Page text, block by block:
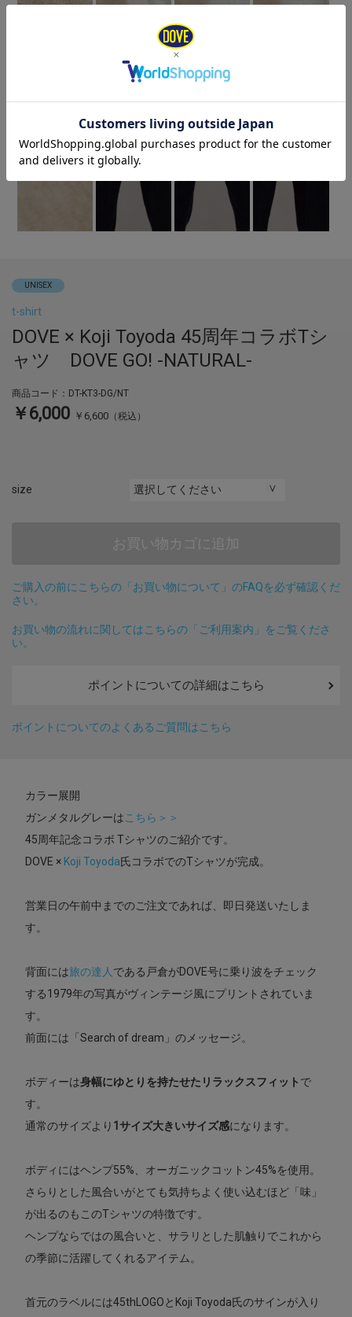
UNISEX
t-shirt
DOVE × Koji Toyoda 45周年コラボTシ
ャツ DOVE GO! -NATURAL-
商品コード：DT-KT3-DG/NT
￥6,000 ￥6,600 （税込）
size
お買い物カゴに追加
ご購入の前にこちらの「お買い物について」のFAQを必ず確認くだ
さい。
お買い物の流れに関してはこちらの「ご利用案内」をご覧くださ
い。
ポイントについての詳細はこちら
ポイントについてのよくあるご質問はこちら
カラー展開
ガンメタルグレーはこちら＞＞
45周年記念コラボ Tシャツのご紹介です。
DOVE × Koji Toyoda氏コラボでのTシャツが完成。
営業日の午前中までのご注文であれば、即日発送いたしま
す。
背面には旅の達人である戸倉がDOVE号に乗り波をチェック
する1979年の写真がヴィンテージ風にプリントされていま
す。
前面には「Search of dream」のメッセージ。
ボディーは身幅にゆとりを持たせたリラックスフィット で
す。
通常のサイズより 1サイズ大きいサイズ感になります。
ボディにはヘンプ55%、オーガニックコットン45%を使用。
さらりとした風合いがとても気持ちよく使い込むほど「味」
が出るのもこのTシャツの特徴です。
ヘンプならではの風合いと、サラリとした肌触りでこれから
の季節に活躍してくれるアイテム。
首元のラベルには45thLOGOとKoji Toyoda氏のサインが入り